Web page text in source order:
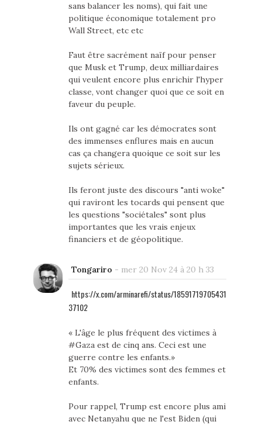
sans balancer les noms), qui fait une
politique économique totalement pro
Wall Street, etc etc
Faut être sacrément naïf pour penser
que Musk et Trump, deux milliardaires
qui veulent encore plus enrichir l'hyper
classe, vont changer quoi que ce soit en
faveur du peuple.
Ils ont gagné car les démocrates sont
des immenses enflures mais en aucun
cas ça changera quoique ce soit sur les
sujets sérieux.
Ils feront juste des discours "anti woke"
qui raviront les tocards qui pensent que
les questions "sociétales" sont plus
importantes que les vrais enjeux
financiers et de géopolitique.
Tongariro - mer 20 Nov 24 à 20 h 33
https://x.com/arminarefi/status/18591719705431
37102
« L'âge le plus fréquent des victimes à
#Gaza est de cinq ans. Ceci est une
guerre contre les enfants.»
Et 70% des victimes sont des femmes et
enfants.
Pour rappel, Trump est encore plus ami
avec Netanyahu que ne l'est Biden (qui